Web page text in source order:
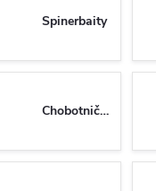
Spinerbaity
Chobotničky